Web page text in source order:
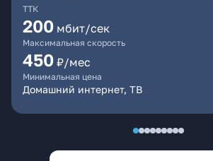
ТТК
200 мбит/сек
Максимальная скорость
450 ₽/мес
Минимальная цена
Домашний интернет, ТВ